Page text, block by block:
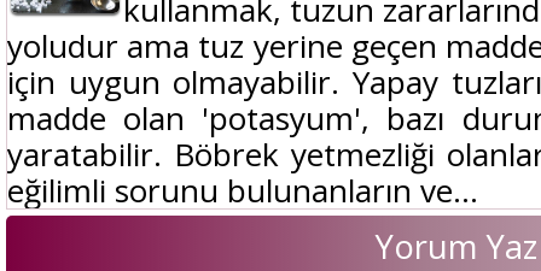
kullanmak, tuzun
yoludur ama tuz yerine geçen
için uygun olmayabilir. Yapay
madde olan 'potasyum', bazı
yaratabilir. Böbrek yetmezliği
eğilimli sorunu bulunanların ve...
Yorum Yaz